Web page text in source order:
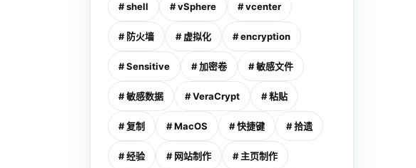
# shell # vSphere # vcenter
# 防火墙 # 虚拟化 # encryption
# Sensitive # 加密卷 # 敏感文件
# 敏感数据 # VeraCrypt # 粘贴
# 复制 # MacOS # 快捷键 # 拾遗
# 经验 # 网站制作 # 主页制作